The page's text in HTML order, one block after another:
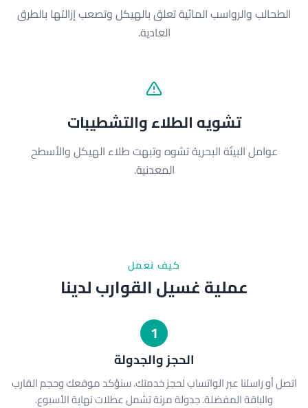
الطحالب والرواسب المائية تعلق بالهيكل وتصعب إزالتها بالطرق
العادية.
تشويه الطلاء والتشطيبات
عوامل البيئة البحرية تشوه وتبهت طلاء الهيكل والأسطح
المعدنية.
كيف نعمل
عملية غسيل القوارب لدينا
1
الحجز والجدولة
اتصل أو راسلنا عبر الواتساب لحجز خدمتك. سنؤكد موقعك وحجم القارب
والباقة المفضلة. جدولة مرنة تشمل عطلات نهاية الأسبوع.